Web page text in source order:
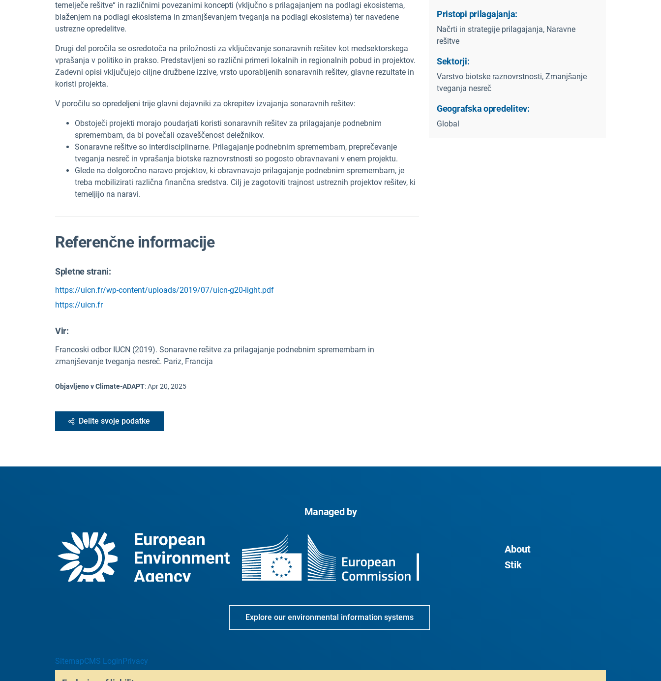
temelječe rešitve“ in različnimi povezanimi koncepti (vključno s prilagajanjem na podlagi ekosistema,
blaženjem na podlagi ekosistema in zmanjševanjem tveganja na podlagi ekosistema) ter navedene
ustrezne opredelitve.
Drugi del poročila se osredotoča na priložnosti za vključevanje sonaravnih rešitev kot medsektorskega
vprašanja v politiko in prakso. Predstavljeni so različni primeri lokalnih in regionalnih pobud in projektov.
Zadevni opisi vključujejo ciljne družbene izzive, vrsto uporabljenih sonaravnih rešitev, glavne rezultate in
koristi projekta.
V poročilu so opredeljeni trije glavni dejavniki za okrepitev izvajanja sonaravnih rešitev:
Obstoječi projekti morajo poudarjati koristi sonaravnih rešitev za prilagajanje podnebnim
spremembam, da bi povečali ozaveščenost deležnikov.
Sonaravne rešitve so interdisciplinarne. Prilagajanje podnebnim spremembam, preprečevanje
tveganja nesreč in vprašanja biotske raznovrstnosti so pogosto obravnavani v enem projektu.
Glede na dolgoročno naravo projektov, ki obravnavajo prilagajanje podnebnim spremembam, je
treba mobilizirati različna finančna sredstva. Cilj je zagotoviti trajnost ustreznih projektov rešitev, ki
temeljijo na naravi.
Referenčne informacije
Spletne strani:
https://uicn.fr/wp-content/uploads/2019/07/uicn-g20-light.pdf
https://uicn.fr
Vir:
Francoski odbor IUCN (2019). Sonaravne rešitve za prilagajanje podnebnim spremembam in
zmanjševanje tveganja nesreč. Pariz, Francija
Objavljeno v Climate-ADAPT:Apr 20, 2025
Delite svoje podatke
Pristopi prilagajanja:
Načrti in strategije prilagajanja, Naravne
rešitve
Sektorji:
Varstvo biotske raznovrstnosti, Zmanjšanje
tveganja nesreč
Geografska opredelitev:
Global
Managed by
About
Stik
Explore our environmental information systems
SitemapCMS Login Privacy